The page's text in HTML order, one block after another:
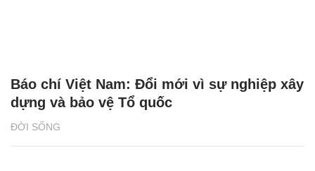
ĐỜI SỐNG
Báo chí Việt Nam: Đổi mới vì sự nghiệp xây
dựng và bảo vệ Tổ quốc